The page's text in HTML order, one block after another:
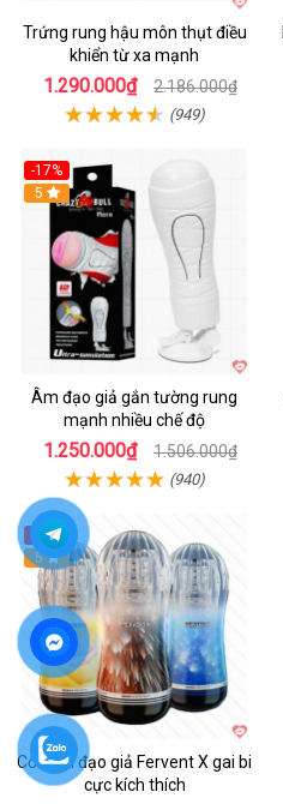
Trứng rung hậu môn thụt điều
khiển từ xa mạnh
1.290.000₫ 2.186.000₫
(949)
-17%
5
Âm đạo giả gắn tường rung
mạnh nhiều chế độ
1.250.000₫ 1.506.000₫
(940)
-13%
Hot
5
Cốc âm đạo giả Fervent X gai bi
cực kích thích